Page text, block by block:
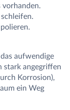
aufwendige
stark angegriffen
Korrosion),
ein Weg